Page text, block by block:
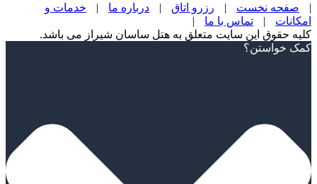
| صفحه نخست | رزرو اتاق | درباره ما |
خدمات و
امکانات
| تماس با ما
|
کلیه حقوق این سایت متعلق به هتل ساسان شیراز می باشد.
Scroll
کمک خواستن؟